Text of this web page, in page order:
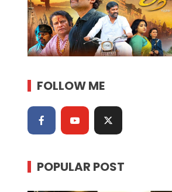
FOLLOW ME
POPULAR POST